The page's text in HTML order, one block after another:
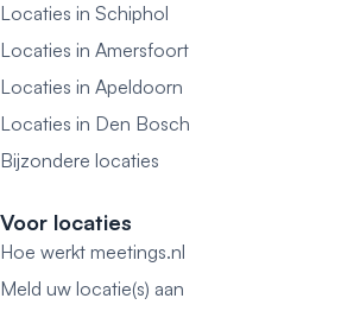
Locaties in Schiphol
Locaties in Amersfoort
Locaties in Apeldoorn
Locaties in Den Bosch
Bijzondere locaties
Voor locaties
Hoe werkt meetings.nl
Meld uw locatie(s) aan